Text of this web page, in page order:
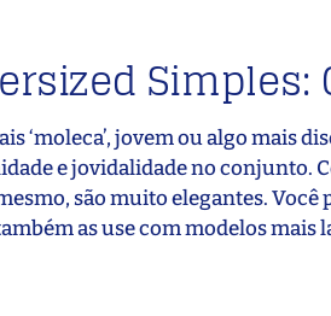
‘moleca’, jovem ou algo mais
e jovidalidade no conjunto.
são muito elegantes.
as use com modelos